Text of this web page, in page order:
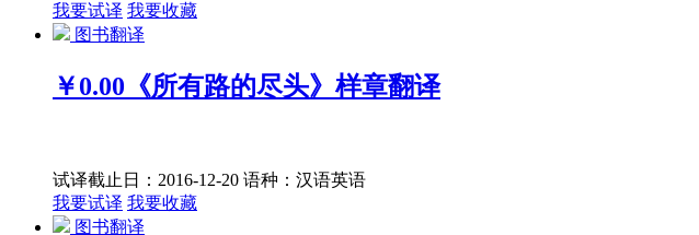
我要试译 我要收藏
图书翻译
￥0.00 《所有路的尽头》样章翻译
试译截止日：2016-12-20 语种：汉语英语
我要试译 我要收藏
图书翻译